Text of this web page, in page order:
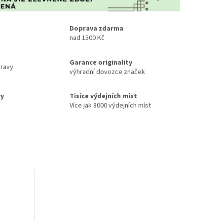
Doprava zdarma
nad 1500 Kč
Garance originality
výhradní dovozce značek
Tisíce výdejních míst
Více jak 8000 výdejních míst